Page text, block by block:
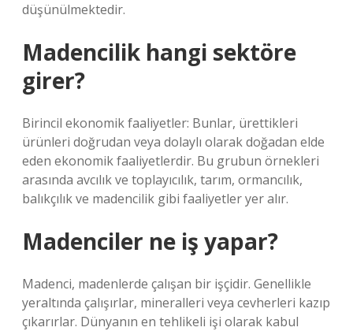
düşünülmektedir.
Madencilik hangi sektöre
girer?
Birincil ekonomik faaliyetler: Bunlar, ürettikleri
ürünleri doğrudan veya dolaylı olarak doğadan elde
eden ekonomik faaliyetlerdir. Bu grubun örnekleri
arasında avcılık ve toplayıcılık, tarım, ormancılık,
balıkçılık ve madencilik gibi faaliyetler yer alır.
Madenciler ne iş yapar?
Madenci, madenlerde çalışan bir işçidir. Genellikle
yeraltında çalışırlar, mineralleri veya cevherleri kazıp
çıkarırlar. Dünyanın en tehlikeli işi olarak kabul